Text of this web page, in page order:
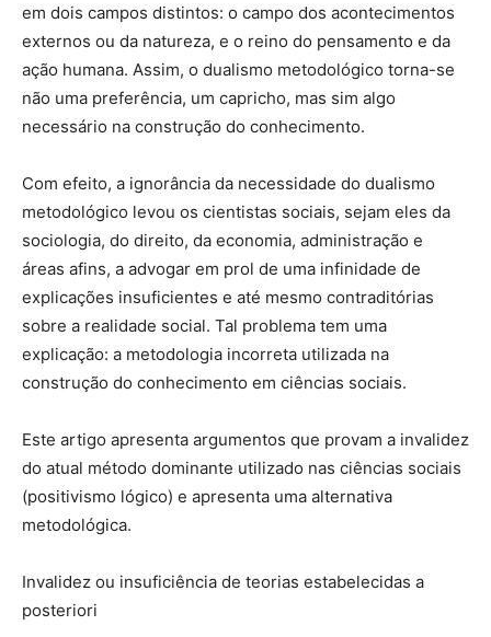
em dois campos distintos: o campo dos acontecimentos
externos ou da natureza, e o reino do pensamento e da
ação humana. Assim, o dualismo metodológico torna-se
não uma preferência, um capricho, mas sim algo
necessário na construção do conhecimento.
Com efeito, a ignorância da necessidade do dualismo
metodológico levou os cientistas sociais, sejam eles da
sociologia, do direito, da economia, administração e
áreas afins, a advogar em prol de uma infinidade de
explicações insuficientes e até mesmo contraditórias
sobre a realidade social. Tal problema tem uma
explicação: a metodologia incorreta utilizada na
construção do conhecimento em ciências sociais.
Este artigo apresenta argumentos que provam a invalidez
do atual método dominante utilizado nas ciências sociais
(positivismo lógico) e apresenta uma alternativa
metodológica.
Invalidez ou insuficiência de teorias estabelecidas a
posteriori